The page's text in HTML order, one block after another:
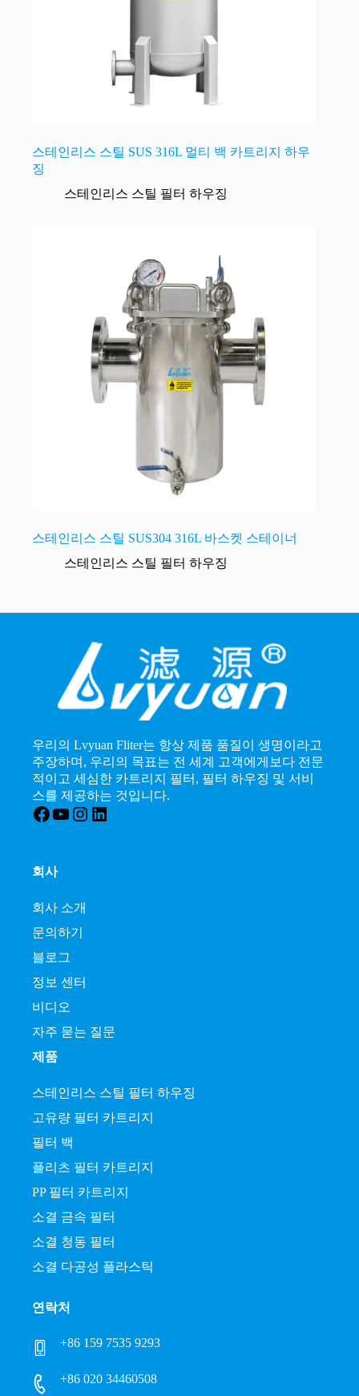
스테인리스 스틸 SUS 316L 멀티 백 카트리지 하우
징
스테인리스 스틸 필터 하우징
스테인리스 스틸 SUS304 316L 바스켓 스테이너
스테인리스 스틸 필터 하우징
우리의 Lvyuan Fliter는 항상 제품 품질이 생명이라고
주장하며, 우리의 목표는 전 세계 고객에게보다 전문
적이고 세심한 카트리지 필터, 필터 하우징 및 서비
스를 제공하는 것입니다.
Facebook
YouTube
인스타그램 LinkedIn
회사
회사 소개
문의하기
블로그
정보 센터
비디오
자주 묻는 질문
제품
스테인리스 스틸 필터 하우징
고유량 필터 카트리지
필터 백
플리츠 필터 카트리지
PP 필터 카트리지
소결 금속 필터
소결 청동 필터
소결 다공성 플라스틱
연락처
+86 159 7535 9293
+86 020 34460508